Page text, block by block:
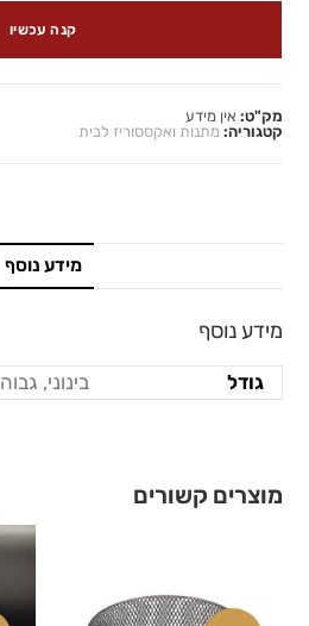
קנה עכשיו
מק"ט: אין מידע
קטגוריה: מתנות ואקססוריז לבית
מידע נוסף
מידע נוסף
גודל בינוני, גבוה
מוצרים קשורים